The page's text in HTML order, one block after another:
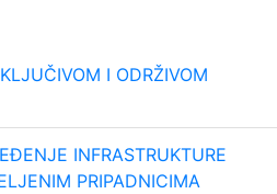
I ODRŽIVOM
INFRASTRUKTURE
PRIPADNICIMA